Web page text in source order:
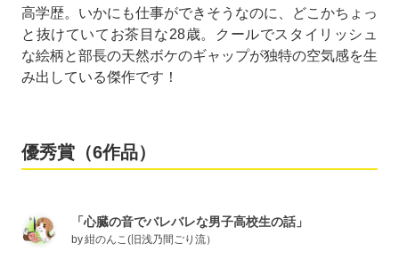
高学歴。いかにも仕事ができそうなのに、どこかちょっ
と抜けていてお茶目な28歳。クールでスタイリッシュ
な絵柄と部長の天然ボケのギャップが独特の空気感を生
み出している傑作です！
優秀賞（6作品）
「心臓の音でバレバレな男子高校生の話」
by紺のんこ(旧浅乃間ごり流）